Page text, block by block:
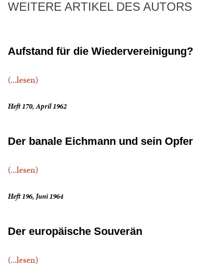
WEITERE ARTIKEL DES AUTORS
Aufstand für die Wiedervereinigung?
(...lesen)
Heft 170, April 1962
Der banale Eichmann und sein Opfer
(...lesen)
Heft 196, Juni 1964
Der europäische Souverän
(...lesen)